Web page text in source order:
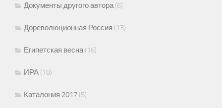
Документы другого автора(6)
Дореволюционная Россия (13)
Египетская весна(16)
ИРА (18)
Каталония 2017 (5)